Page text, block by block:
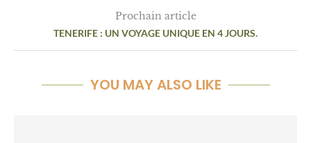
Prochain article
TENERIFE : UN VOYAGE UNIQUE EN 4 JOURS.
YOU MAY ALSO LIKE